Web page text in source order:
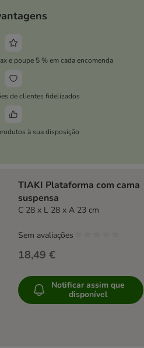
e poupe 5 % em cada encomenda
de clientes fidelizados
à sua disposição
TIAKI Plataforma com cama
suspensa
C 28 x L 28 x A 23 cm
18,49 €
Sem avaliações
Notificar assim que
disponível